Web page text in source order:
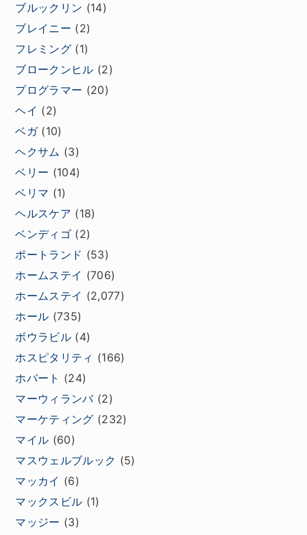
ブルックリン (14)
ブレイニー (2)
フレミング (1)
ブロークンヒル (2)
プログラマー (20)
ヘイ (2)
ベガ(10)
ヘクサム (3)
ベリー (104)
ベリマ (1)
ヘルスケア (18)
ベンディゴ (2)
ポートランド (53)
ホームステイ (706)
ホームステイ (2,077)
ホール (735)
ボウラビル (4)
ホスピタリティ (166)
ホバート (24)
マーウィランバ(2)
マーケティング (232)
マイル (60)
マスウェルブルック (5)
マッカイ (6)
マックスビル (1)
マッジー (3)